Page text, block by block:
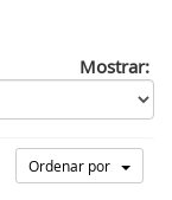
Mostrar:
Ordenar por